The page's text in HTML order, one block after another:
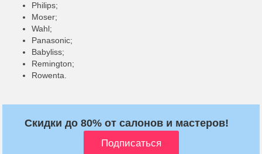
Philips;
Moser;
Wahl;
Panasonic;
Babyliss;
Remington;
Rowenta.
Скидки до 80% от салонов и мастеров!